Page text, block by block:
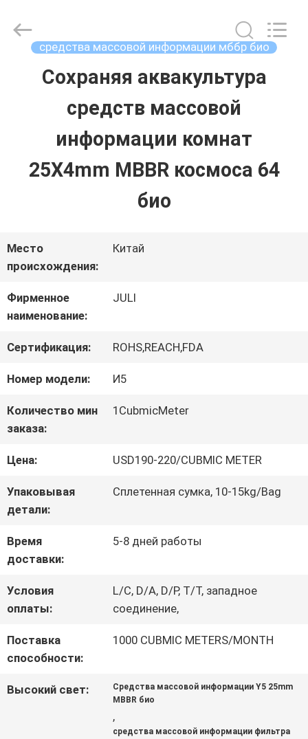
ДОМОЙ
ПРОДУКТЫ
ЭКСКУРСИЯ
ПО
ЗАВОДУ
КОНТРОЛЬ
КАЧЕСТВА
СВЯЖИТЕСЬ
С
НАМИ
ЗАПРОСИТЕ
ЦИТАТУ
КАРТА
САЙТА
LuoX
Plastic
средства массовой информации мббр био
Сохраняя аквакультура
средств массовой
информации комнат
25X4mm MBBR космоса 64
био
Место
происхождения:
Китай
Фирменное
наименование:
JULI
Сертификация: ROHS,REACH,FDA
Номер модели: И5
Количество мин
заказа:
1CubmicMeter
Цена: USD190-220/CUBMIC METER
Упаковывая
детали:
Сплетенная сумка, 10-15kg/Bag
Время
доставки:
5-8 дней работы
Условия
оплаты:
L/C, D/A, D/P, T/T, западное
соединение,
Поставка
способности:
1000 CUBMIC METERS/MONTH
Высокий свет:
Средства массовой информации Y5 25mm
MBBR био
,
средства массовой информации фильтра